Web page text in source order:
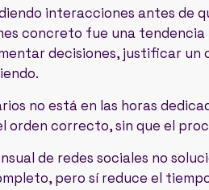
interacciones antes de
concreto fue una
decisiones, justificar un
no está en las horas
orden correcto, sin que el
de redes sociales no
pero sí reduce el